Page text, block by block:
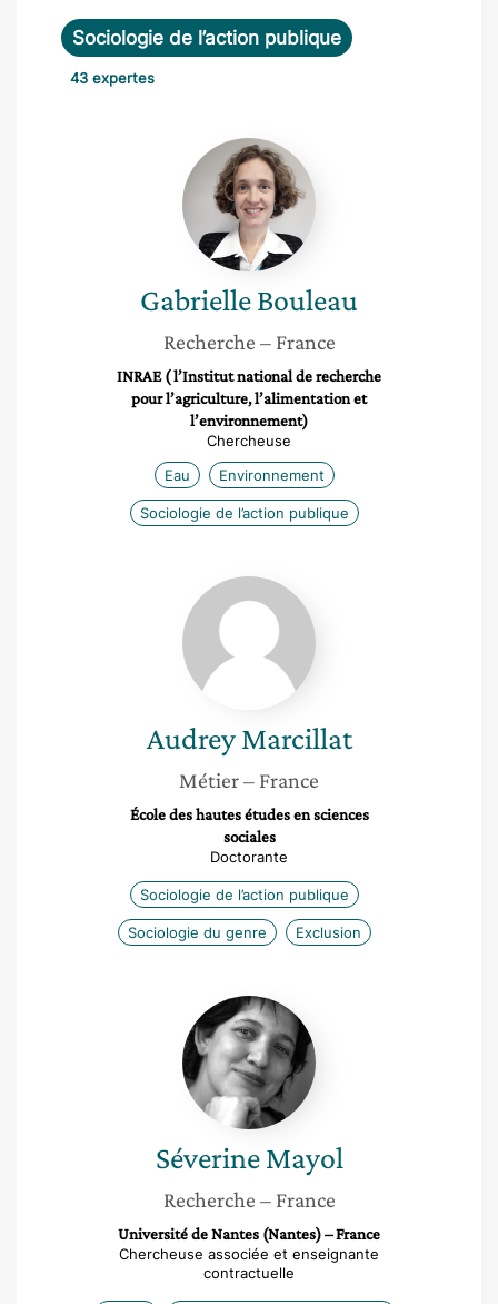
Sociologie de l’action publique
43 expertes
Gabrielle
Bouleau
GabrielleBouleau
Recherche – France
INRAE ( l’Institut national de recherche
pour l’agriculture, l’alimentation et
l’environnement)
Chercheuse
Eau
Environnement
Sociologie de l’action publique
Audrey
Marcillat
Audrey Marcillat
Métier– France
École des hautes études en sciences
sociales
Doctorante
Sociologie de l’action publique
Sociologie du genre Exclusion
Séverine
Mayol
Séverine Mayol
Recherche – France
Université de Nantes (Nantes) – France
Chercheuse associée et enseignante
contractuelle